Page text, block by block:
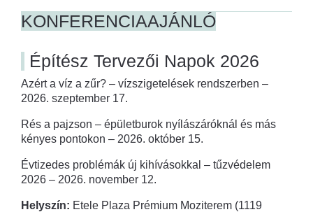
KONFERENCIAAJÁNLÓ
Építész Tervezői Napok 2026
Azért a víz a zűr? – vízszigetelések rendszerben –
2026. szeptember 17.
Rés a pajzson – épületburok nyílászáróknál és más
kényes pontokon – 2026. október 15.
Évtizedes problémák új kihívásokkal – tűzvédelem
2026 – 2026. november 12.
Helyszín: Etele Plaza Prémium Moziterem (1119